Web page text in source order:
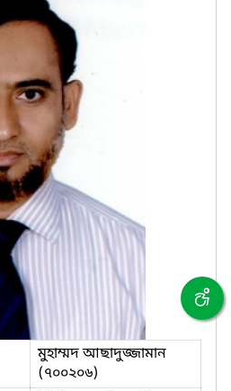
মুহাম্মদ আছাদুজ্জামান
(৭০০২০৬)